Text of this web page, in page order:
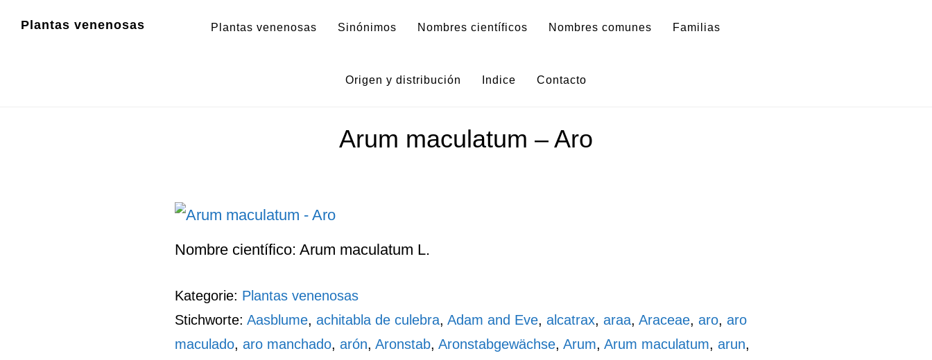
Plantas venenosas Plantas venenosas Sinónimos Nombres científicos Nombres comunes Familias
Origen y distribución Indice Contacto
Arum maculatum – Aro
Nombre científico: Arum maculatum L.
Kategorie: Plantas venenosas
Stichworte: Aasblume, achitabla de culebra, Adam and Eve, alcatrax, araa, Araceae, aro, aro
maculado, aro manchado, arón, Aronstab, Aronstabgewächse, Arum, Arum maculatum, arun,